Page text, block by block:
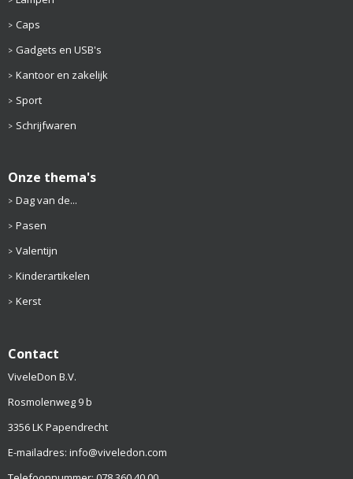
Caps
Gadgets en USB's
Kantoor en zakelijk
Sport
Schrijfwaren
Onze thema's
Dag van de...
Pasen
Valentijn
Kinderartikelen
Kerst
Contact
ViveleDon B.V.
Rosmolenweg 9 b
3356 LK Papendrecht
E-mailadres: info@viveledon.com